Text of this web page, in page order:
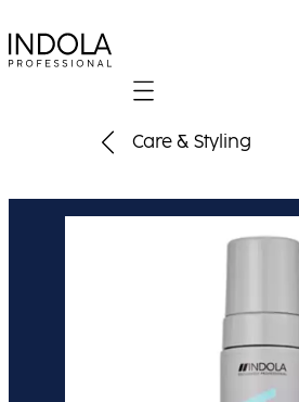
Mobile navigation
Care & Styling